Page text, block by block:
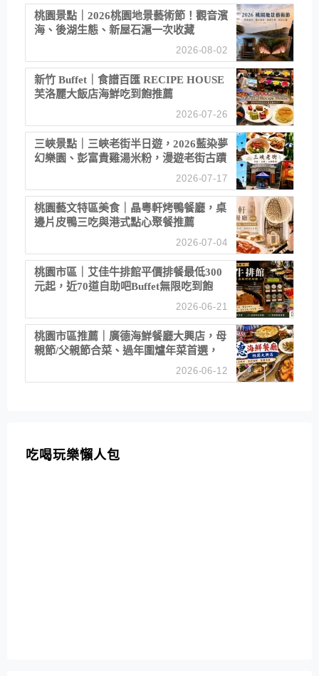
桃園景點｜2026桃園地景藝術節！觀音濱
海、後湖生態、新屋石滬一次收藏
2026-08-02
新竹 Buffet｜食譜百匯 RECIPE HOUSE
芙洛麗大飯店海鮮吃到飽推薦
2026-07-26
三峽景點｜三峽老街半日遊，2026藍染夢
幻樂園、彭富貴雞湯米粉，漫遊老街古蹟
2026-07-17
桃園藝文特區美食｜晶粵軒烤鴨餐廳，桌
邊片皮鴨三吃與港式點心聚餐推薦
2026-07-04
桃園市區｜艾佳牛排館平價排餐最低300
元起，近70道自助吧Buffet無限吃到飽
2026-06-21
桃園市區推薦｜廣德海鮮餐廳大興店，母
親節/父親節合菜、過年圍爐年菜首選，
2026-06-12
吃喝玩樂懶人包